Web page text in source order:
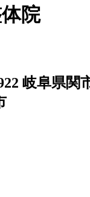
院
岐阜県関